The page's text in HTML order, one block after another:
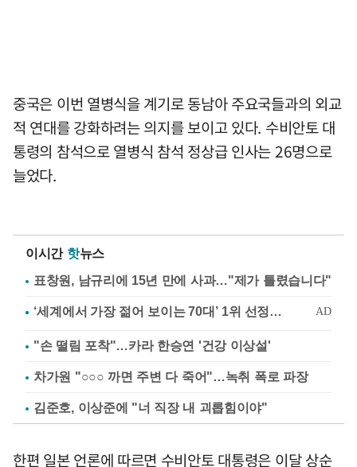
중국은 이번 열병식을 계기로 동남아 주요국들과의 외교
적 연대를 강화하려는 의지를 보이고 있다. 수비안토 대
통령의 참석으로 열병식 참석 정상급 인사는 26명으로
늘었다.
이시간 핫뉴스
표창원, 남규리에 15년 만에 사과…"제가 틀렸습니다"
"손 떨림 포착"…카라 한승연 '건강 이상설'
차가원 "○○○ 까면 주변 다 죽어"…녹취 폭로 파장
김준호, 이상준에 "너 직장 내 괴롭힘이야"
한편 일본 언론에 따르면 수비안토 대통령은 이달 상순